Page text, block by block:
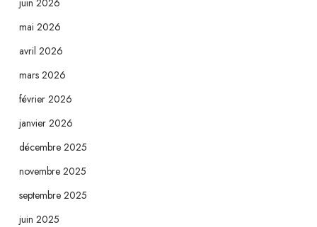
mai 2026
avril 2026
mars 2026
février 2026
janvier 2026
décembre 2025
novembre 2025
septembre 2025
juin 2025